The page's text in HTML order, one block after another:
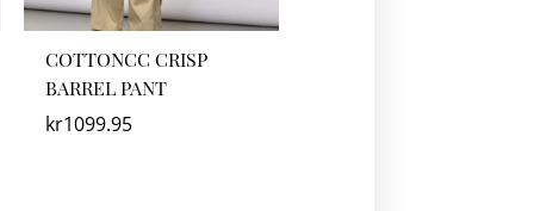
COTTONCC CRISP
BARREL PANT
kr1099.95